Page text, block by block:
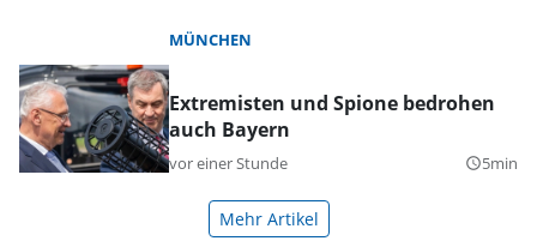
MÜNCHEN
Extremisten und Spione bedrohen
auch Bayern
vor einer Stunde query_builder5min
Mehr Artikel